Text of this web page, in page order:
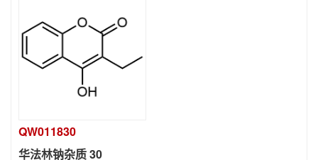
QW011830
华法林钠杂质 30